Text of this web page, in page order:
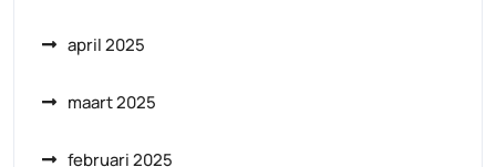
april 2025
maart 2025
februari 2025